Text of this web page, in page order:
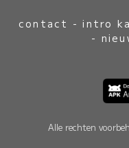
contact -intro
-
Alle rechten